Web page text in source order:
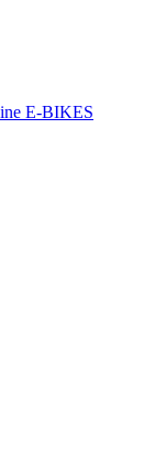
E-BIKES